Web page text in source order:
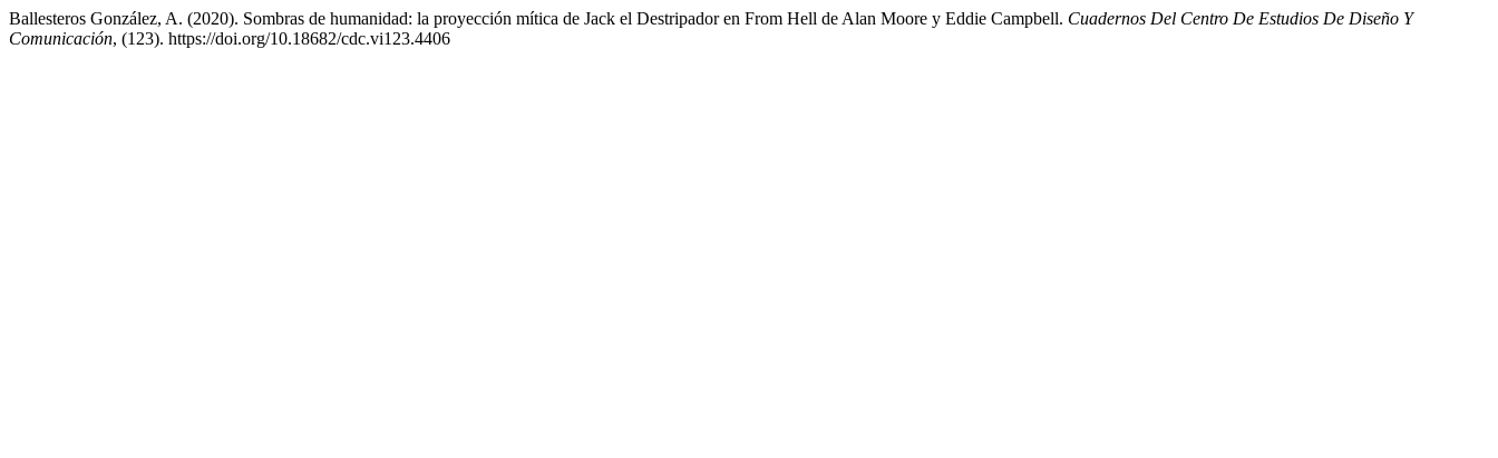
Ballesteros González, A. (2020). Sombras de humanidad: la proyección mítica de Jack el Destripador en From Hell de Alan Moore y Eddie Campbell. Cuadernos Del Centro De Estudios De Diseño Y
Comunicación, (123). https://doi.org/10.18682/cdc.vi123.4406